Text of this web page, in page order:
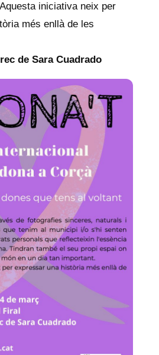
iniciativa neix per
més enllà de les
de Sara Cuadrado